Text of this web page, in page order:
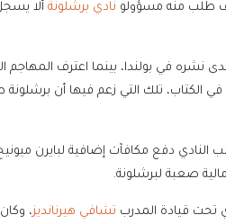
طلب منه مسؤولو نادي برشلونة ألا
في بولندا، بينما اعترف المهاجم
في الكتاب، تلك التي زعم فيها أن
2023 حتى يتجنب النادي دفع مكافآت إضافية لبايرن
تحت قيادة المدرب تشافي هيرنانديز،